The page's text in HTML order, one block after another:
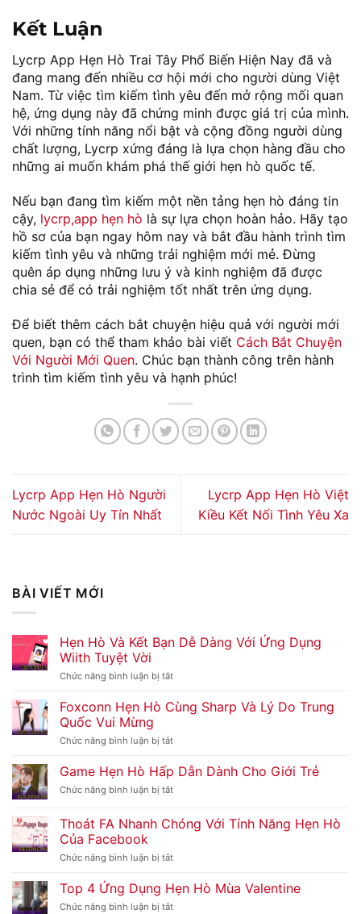
Kết Luận
Lycrp App Hẹn Hò Trai Tây Phổ Biến Hiện Nay đã và
đang mang đến nhiều cơ hội mới cho người dùng Việt
Nam. Từ việc tìm kiếm tình yêu đến mở rộng mối quan
hệ, ứng dụng này đã chứng minh được giá trị của mình.
Với những tính năng nổi bật và cộng đồng người dùng
chất lượng, Lycrp xứng đáng là lựa chọn hàng đầu cho
những ai muốn khám phá thế giới hẹn hò quốc tế.
Nếu bạn đang tìm kiếm một nền tảng hẹn hò đáng tin
cậy, lycrp,app hẹn hò là sự lựa chọn hoàn hảo. Hãy tạo
hồ sơ của bạn ngay hôm nay và bắt đầu hành trình tìm
kiếm tình yêu và những trải nghiệm mới mẻ. Đừng
quên áp dụng những lưu ý và kinh nghiệm đã được
chia sẻ để có trải nghiệm tốt nhất trên ứng dụng.
Để biết thêm cách bắt chuyện hiệu quả với người mới
quen, bạn có thể tham khảo bài viết Cách Bắt Chuyện
Với Người Mới Quen. Chúc bạn thành công trên hành
trình tìm kiếm tình yêu và hạnh phúc!
Lycrp App Hẹn Hò Người
Nước Ngoài Uy Tín Nhất
Lycrp App Hẹn Hò Việt
Kiều Kết Nối Tình Yêu Xa
BÀI VIẾT MỚI
Hẹn Hò Và Kết Bạn Dễ Dàng Với Ứng Dụng
Wiith Tuyệt Vời
Chức năng bình luận bị tắt
Hò
Và
Với
Tuyệt
Foxconn Hẹn Hò Cùng Sharp Và Lý Do Trung
Quốc Vui Mừng
Chức năng bình luận bị tắt
Hẹn
Hò
Lý
Mừng
Game Hẹn Hò Hấp Dẫn Dành Cho Giới Trẻ
Chức năng bình luận bị tắt
Hò
Giới
Trẻ
Thoát FA Nhanh Chóng Với Tính Năng Hẹn Hò
Của Facebook
Chức năng bình luận bị tắt
FA
Nhanh
Top 4 Ứng Dụng Hẹn Hò Mùa Valentine
Chức năng bình luận bị tắt